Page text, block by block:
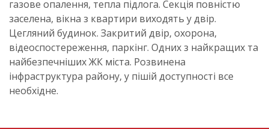
газове опалення, тепла підлога. Секція повністю
заселена, вікна з квартири виходять у двір.
Цегляний будинок. Закритий двір, охорона,
відеоспостереження, паркінг. Одних з найкращих та
найбезпечніших ЖК міста. Розвинена
інфраструктура району, у пішій доступності все
необхідне.